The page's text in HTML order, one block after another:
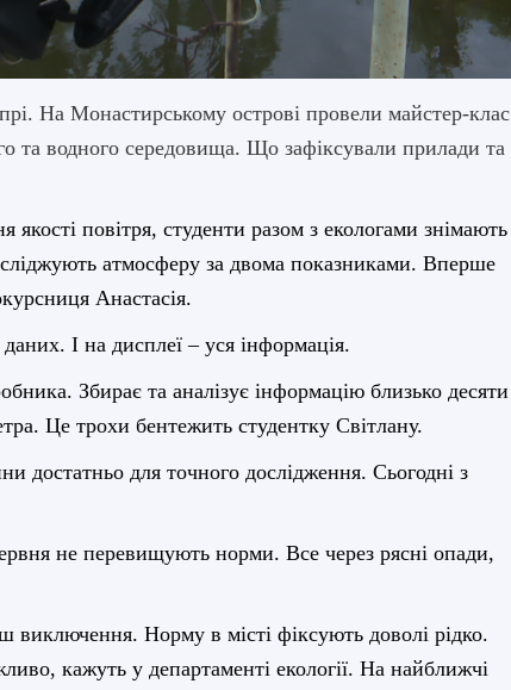
На Монастирському острові провели майстер-клас
та водного середовища. Що зафіксували прилади та
повітря, студенти разом з екологами знімають
атмосферу за двома показниками. Вперше
Анастасія.
І на дисплеї – уся інформація.
Збирає та аналізує інформацію близько десяти
Це трохи бентежить студентку Світлану.
достатньо для точного дослідження. Сьогодні з
не перевищують норми. Все через рясні опади,
виключення. Норму в місті фіксують доволі рідко.
кажуть у департаменті екології. На найближчі